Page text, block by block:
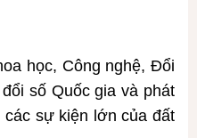
học, Công nghệ, Đổi
số Quốc gia và phát
các sự kiện lớn của đất